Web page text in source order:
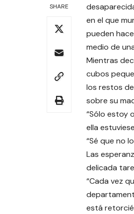
SHARE
en el que
pueden
medio de
Mientras
cubos
los restos
sobre su
“Sólo estoy
ella
“Sé que no
Las
delicada
“Cada vez
está